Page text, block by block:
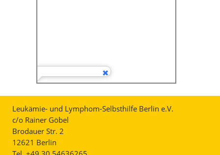
Leukämie- und Lymphom-Selbsthilfe Berlin e.V.
c/o Rainer Göbel
Brodauer Str. 2
12621 Berlin